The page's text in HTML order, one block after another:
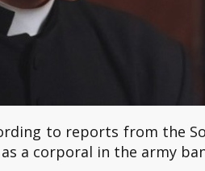
to reports from the
a corporal in the army